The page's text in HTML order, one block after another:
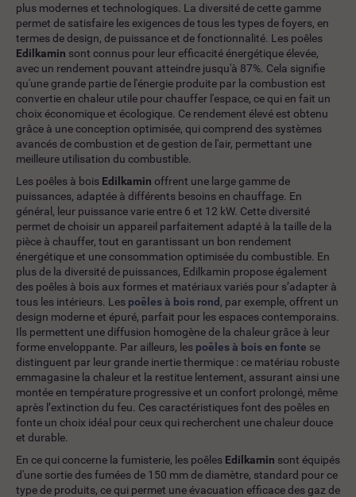
plus modernes et technologiques. La diversité de cette gamme
permet de satisfaire les exigences de tous les types de foyers, en
termes de design, de puissance et de fonctionnalité. Les poêles
Edilkamin sont connus pour leur efficacité énergétique élevée,
avec un rendement pouvant atteindre jusqu'à 87%. Cela signifie
qu'une grande partie de l'énergie produite par la combustion est
convertie en chaleur utile pour chauffer l'espace, ce qui en fait un
choix économique et écologique. Ce rendement élevé est obtenu
grâce à une conception optimisée, qui comprend des systèmes
avancés de combustion et de gestion de l'air, permettant une
meilleure utilisation du combustible.
Les poêles à bois Edilkamin offrent une large gamme de
puissances, adaptée à différents besoins en chauffage. En
général, leur puissance varie entre 6 et 12 kW. Cette diversité
permet de choisir un appareil parfaitement adapté à la taille de la
pièce à chauffer, tout en garantissant un bon rendement
énergétique et une consommation optimisée du combustible. En
plus de la diversité de puissances, Edilkamin propose également
des poêles à bois aux formes et matériaux variés pour s’adapter à
tous les intérieurs. Les poêles à bois rond , par exemple, offrent un
design moderne et épuré, parfait pour les espaces contemporains.
Ils permettent une diffusion homogène de la chaleur grâce à leur
forme enveloppante. Par ailleurs, les poêles à bois en fonte se
distinguent par leur grande inertie thermique : ce matériau robuste
emmagasine la chaleur et la restitue lentement, assurant ainsi une
montée en température progressive et un confort prolongé, même
après l’extinction du feu. Ces caractéristiques font des poêles en
fonte un choix idéal pour ceux qui recherchent une chaleur douce
et durable.
En ce qui concerne la fumisterie, les poêles Edilkamin sont équipés
d'une sortie des fumées de 150 mm de diamètre, standard pour ce
type de produits, ce qui permet une évacuation efficace des gaz de